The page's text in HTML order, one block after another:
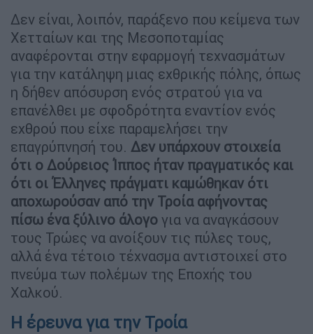
Δεν είναι, λοιπόν, παράξενο που κείμενα των
Χετταίων και της Μεσοποταμίας
αναφέρονται στην εφαρμογή τεχνασμάτων
για την κατάληψη μιας εχθρικής πόλης, όπως
η δήθεν απόσυρση ενός στρατού για να
επανέλθει με σφοδρότητα εναντίον ενός
εχθρού που είχε παραμελήσει την
επαγρύπνησή του. Δεν υπάρχουν στοιχεία
ότι ο Δούρειος Ίππος ήταν πραγματικός και
ότι οι Έλληνες πράγματι καμώθηκαν ότι
αποχωρούσαν από την Τροία αφήνοντας
πίσω ένα ξύλινο άλογο για να αναγκάσουν
τους Τρώες να ανοίξουν τις πύλες τους,
αλλά ένα τέτοιο τέχνασμα αντιστοιχεί στο
πνεύμα των πολέμων της Εποχής του
Χαλκού.
Η έρευνα για την Τροία